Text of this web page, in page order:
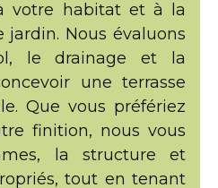
votre habitat et à la
Nous évaluons
le drainage et la
une terrasse
Que vous préfériez
finition, nous vous
la structure et
tout en tenant